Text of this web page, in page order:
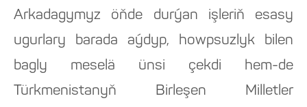
Arkadagymyz öňde durýan işleriň esasy
ugurlary barada aýdyp, howpsuzlyk bilen
bagly meselä ünsi çekdi hem-de
Türkmenistanyň Birleşen Milletler